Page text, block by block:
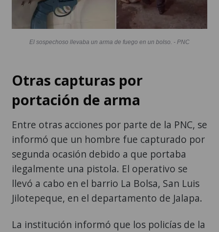
El sospechoso llevaba un arma de fuego en un bolso. - PNC
Otras capturas por
portación de arma
Entre otras acciones por parte de la PNC, se
informó que un hombre fue capturado por
segunda ocasión debido a que portaba
ilegalmente una pistola. El operativo se
llevó a cabo en el barrio La Bolsa, San Luis
Jilotepeque, en el departamento de Jalapa.
La institución informó que los policías de la